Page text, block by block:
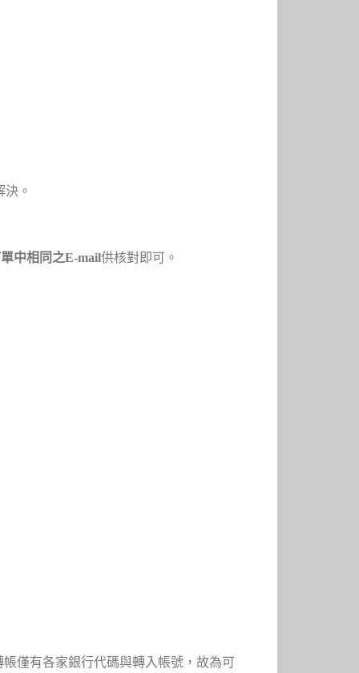
。
中相同之E-mail供核對即可。
僅有各家銀行代碼與轉入帳號，故為可